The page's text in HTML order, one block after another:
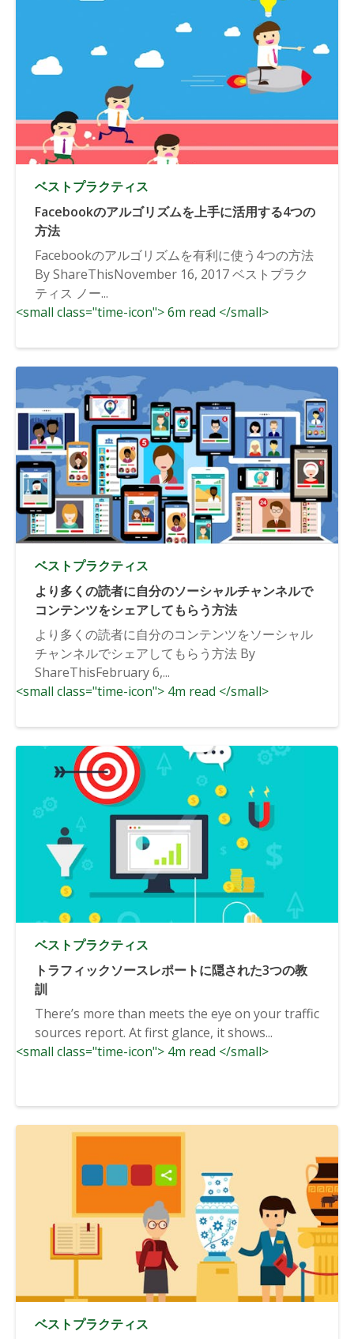
ベストプラクティス
Facebookのアルゴリズムを上手に活用する4つの
方法
Facebookのアルゴリズムを有利に使う4つの方法
By ShareThisNovember 16, 2017 ベストプラク
ティス ノー...
<small class="time-icon"> 6m read </small>
ベストプラクティス
より多くの読者に自分のソーシャルチャンネルで
コンテンツをシェアしてもらう方法
より多くの読者に自分のコンテンツをソーシャル
チャンネルでシェアしてもらう方法 By
ShareThisFebruary 6,...
<small class="time-icon"> 4m read </small>
ベストプラクティス
トラフィックソースレポートに隠された3つの教
訓
There’s more than meets the eye on your traffic
sources report. At first glance, it shows...
<small class="time-icon"> 4m read </small>
ベストプラクティス